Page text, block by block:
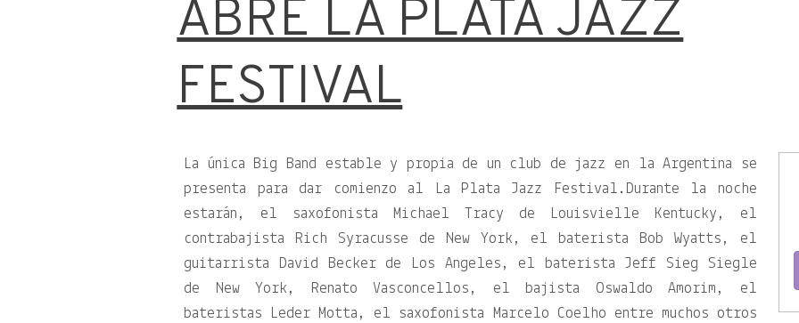
ABRE LA PLATA JAZZ
FESTIVAL
La única Big Band estable y propia de un club de jazz en la Argentina se
presenta para dar comienzo al La Plata Jazz Festival.Durante la noche
estarán, el saxofonista Michael Tracy de Louisvielle Kentucky, el
contrabajista Rich Syracusse de New York, el baterista Bob Wyatts, el
guitarrista David Becker de Los Angeles, el baterista Jeff Sieg Siegle
de New York, Renato Vasconcellos, el bajista Oswaldo Amorim, el
bateristas Leder Motta, el saxofonista Marcelo Coelho entre muchos otros